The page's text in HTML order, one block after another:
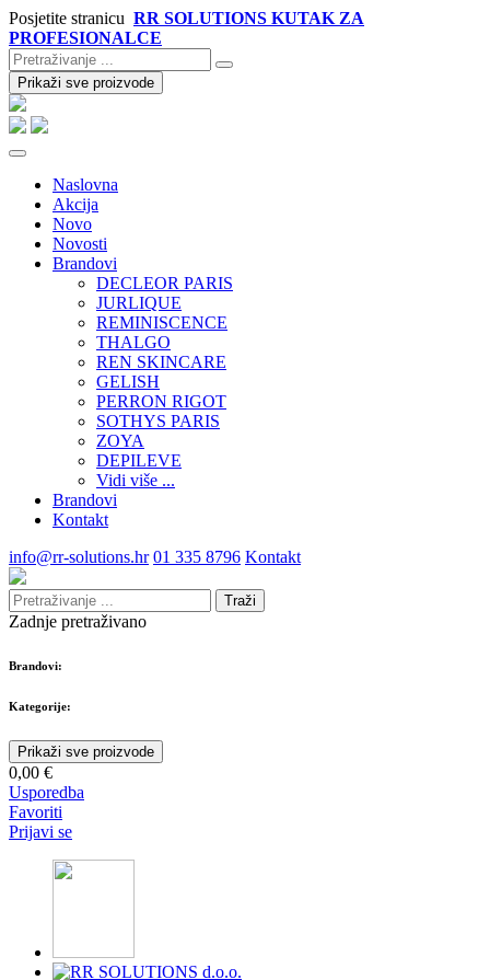
Posjetite stranicu RR SOLUTIONS KUTAK ZA
PROFESIONALCE
Prikaži sve proizvode
Naslovna
Akcija
Novo
Novosti
Brandovi
DECLEOR PARIS
JURLIQUE
REMINISCENCE
THALGO
REN SKINCARE
GELISH
PERRON RIGOT
SOTHYS PARIS
ZOYA
DEPILEVE
Vidi više ...
Brandovi
Kontakt
info@rr-solutions.hr 01 335 8796 Kontakt
Traži
Zadnje pretraživano
Brandovi:
Kategorije:
Prikaži sve proizvode
0,00 €
Usporedba
Favoriti
Prijavi se